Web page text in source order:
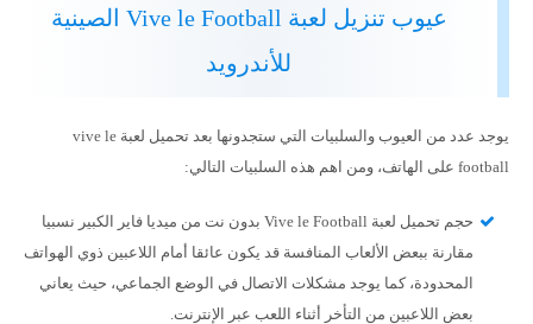
عيوب تنزيل لعبة Vive le Football الصينية
للأندرويد
يوجد عدد من العيوب والسلبيات التي ستجدونها بعد تحميل لعبة vive le
football على الهاتف، ومن اهم هذه السلبيات التالي:
حجم تحميل لعبة Vive le Football بدون نت من ميديا فاير الكبير نسبيا
مقارنة ببعض الألعاب المنافسة قد يكون عائقا أمام اللاعبين ذوي الهواتف
المحدودة، كما يوجد مشكلات الاتصال في الوضع الجماعي، حيث يعاني
بعض اللاعبين من التأخر أثناء اللعب عبر الإنترنت.